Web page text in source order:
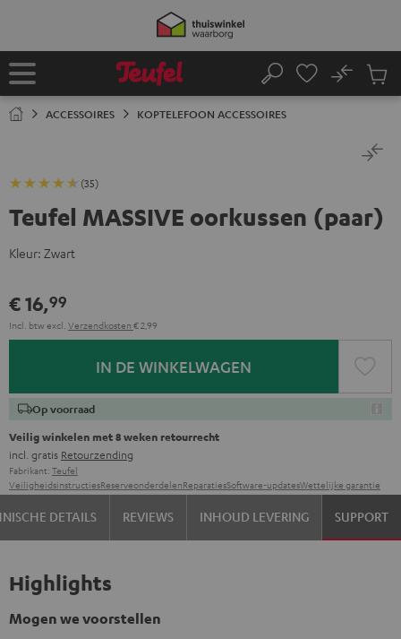
Home Zoeken
No
ACCESSOIRES KOPTELEFOON ACCESSOIRES
(35)
Teufel MASSIVE oorkussen (paar)
Kleur: Zwart
€ 16,99
Incl. btwexcl. Verzendkosten € 2,99
IN DE WINKELWAGEN
Op voorraad
Veilig winkelen met 8 weken retourrecht
incl. gratis Retourzending
Fabrikant: Teufel
VeiligheidsinstructiesReserveonderdelenReparatiesSoftware-updatesWettelijke garantie
DETAILS REVIEWS INHOUD LEVERING SUPPORT
Highlights
Mogen we voorstellen